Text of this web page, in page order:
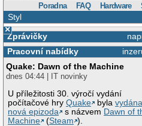
Poradna FAQ Hardware
Styl
×
Zprávičky
Pracovní nabídky
Quake: Dawn of the Machine
dnes 04:44 | IT novinky
U příležitosti 30. výročí vydání
počítačové hryQuake bylavydána
nová epizoda
s názvem Dawn of
Machine
(Steam ).